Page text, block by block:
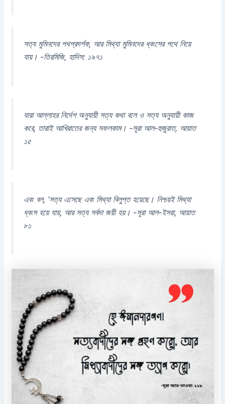
সত্য মুমিনদের পথপ্রদর্শক, আর মিথ্যা মুমিনদের ধ্বংসের পথে নিয়ে
যায়। -তিরমিজি, হাদিস: ১৯৭১
যারা আল্লাহর নির্দেশ অনুযায়ী সত্য কথা বলে ও সত্য অনুযায়ী কাজ
করে, তারাই আখিরাতের জন্য সফলকাম। -সূরা আল-হুজুরাত, আয়াত
১৫
এবং বল, ‘সত্য এসেছে এবং মিথ্যা বিলুপ্ত হয়েছে। নিশ্চয়ই মিথ্যা
ধ্বংস হয়ে যায়, আর সত্য সর্বদা জয়ী হয়। -সূরা আল-ইসরা, আয়াত
৮১